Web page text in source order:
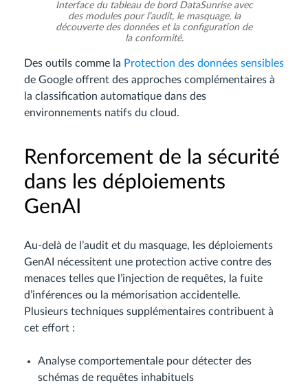
Interface du tableau de bord DataSunrise avec
des modules pour l’audit, le masquage, la
découverte des données et la configuration de
la conformité.
Des outils comme la Protection des données sensibles
de Google offrent des approches complémentaires à
la classification automatique dans des
environnements natifs du cloud.
Renforcement de la sécurité
dans les déploiements
GenAI
Au-delà de l’audit et du masquage, les déploiements
GenAI nécessitent une protection active contre des
menaces telles que l’injection de requêtes, la fuite
d’inférences ou la mémorisation accidentelle.
Plusieurs techniques supplémentaires contribuent à
cet effort :
Analyse comportementale pour détecter des
schémas de requêtes inhabituels